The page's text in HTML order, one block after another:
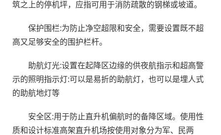
筑之上的停机坪，应指可用于消防疏散的钢梯或坡道。
保护围栏:为防止净空超限和安全，需要设置既不超
高又足够安全的围护栏杆。
助航灯光:设置在起降区边缘的供夜航指示和超高警
示的照明指示灯:可以是易折的助航灯，也可以是埋人式
的助航地灯等
安全区:用于防止直升机偏航时的备降区域。使用性
质和设计标准高架直升机场按使用对象分为军、民两